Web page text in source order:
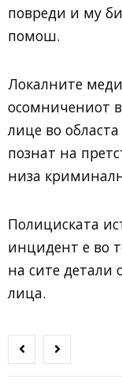
повреди и му
помош.
Локалните
осомничениот
лице во
познат на
низа
Полициската
инцидент е во
на сите детали
лица.